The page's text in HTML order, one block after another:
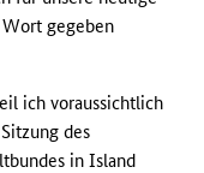
gegeben
ich voraussichtlich
des
in Island